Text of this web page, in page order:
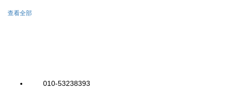
查看全部
010-53238393